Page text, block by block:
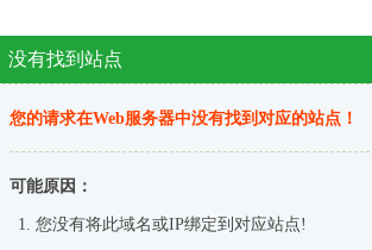
没有找到站点
您的请求在Web服务器中没有找到对应的站点！
可能原因：
您没有将此域名或IP绑定到对应站点!